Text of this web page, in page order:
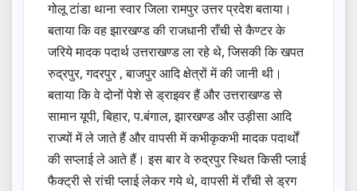
गोलू टांडा थाना स्वार जिला रामपुर उत्तर प्रदेश बताया।
बताया कि वह झारखण्ड की राजधानी राँची से कैण्टर के
जरिये मादक पदार्थ उत्तराखण्ड ला रहे थे, जिसकी कि खपत
रुद्रपुर, गदरपुर , बाजपुर आदि क्षेत्रों में की जानी थी।
बताया कि वे दोनों पेशे से ड्राइवर हैं और उत्तराखण्ड से
सामान यूपी, बिहार, प.बंगाल, झारखण्ड और उड़ीसा आदि
राज्यों में ले जाते हैं और वापसी में कभीकृकभी मादक पदार्थों
की सप्लाई ले आते हैं। इस बार वे रुद्रपुर स्थित किसी प्लाई
फैक्ट्री से रांची प्लाई लेकर गये थे, वापसी में राँची से ड्रग